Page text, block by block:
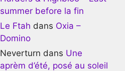
summer before la fin
Le Ftah dans Oxia –
Domino
Neverturn dans Une
aprèm d’été, posé au soleil